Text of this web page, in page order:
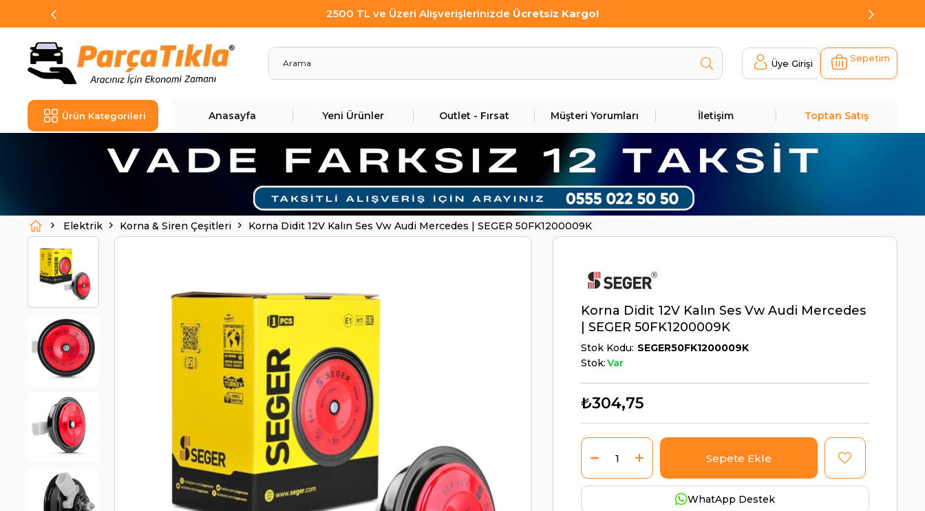
2500 TL ve Üzeri Alışverişlerinizde Ücretsiz Kargo!
Üye Girişi Sepetim
Ürün Kategorileri Anasayfa Yeni Ürünler Outlet - Fırsat Müşteri Yorumları İletişim Toptan Satış
Elektrik Korna & Siren Çeşitleri Korna Didit 12V Kalın Ses Vw Audi Mercedes | SEGER 50FK1200009K
Korna Didit 12V Kalın Ses Vw Audi Mercedes
| SEGER 50FK1200009K
Stok Kodu SEGER50FK1200009K
Stok:Var
₺304,75
WhatApp Destek